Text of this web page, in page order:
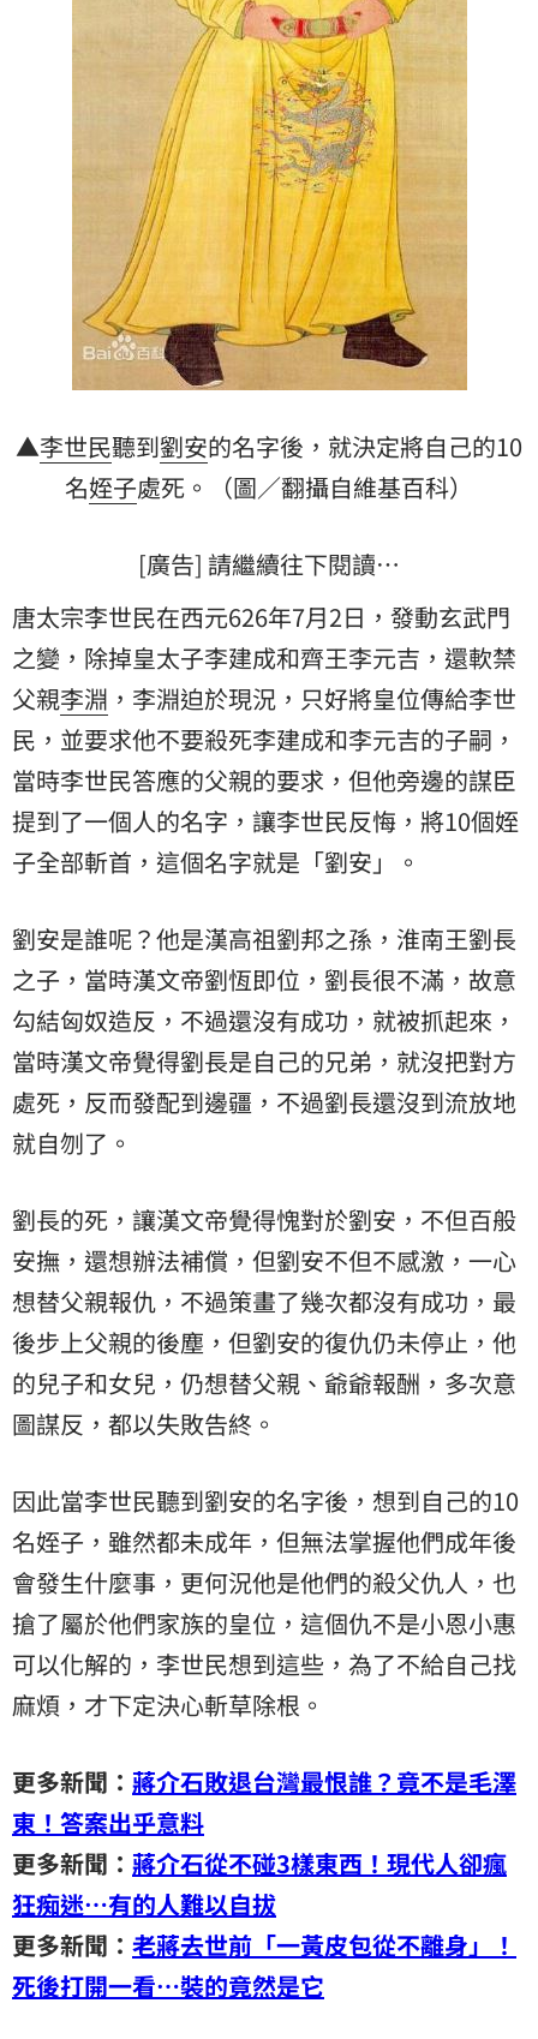
▲李世民聽到劉安的名字後，就決定將自己的10
名姪子處死。（圖／翻攝自維基百科）
[廣告] 請繼續往下閱讀…
唐太宗李世民在西元626年7月2日，發動玄武門
之變 ，除掉皇太子李建成和齊王李元吉，還軟禁
父親李淵 ，李淵迫於現況，只好將皇位傳給李世
民，並要求他不要殺死李建成和李元吉的子嗣，
當時李世民答應的父親的要求，但他旁邊的謀臣
提到了一個人的名字，讓李世民反悔，將10個姪
子全部斬首，這個名字就是「劉安」。
劉安是誰呢？他是漢高祖劉邦之孫，淮南王劉長
之子，當時漢文帝劉恆即位，劉長很不滿，故意
勾結匈奴造反，不過還沒有成功，就被抓起來，
當時漢文帝覺得劉長是自己的兄弟，就沒把對方
處死，反而發配到邊疆，不過劉長還沒到流放地
就自刎了。
劉長的死，讓漢文帝覺得愧對於劉安，不但百般
安撫，還想辦法補償，但劉安不但不感激，一心
想替父親報仇，不過策畫了幾次都沒有成功，最
後步上父親的後塵，但劉安的復仇仍未停止，他
的兒子和女兒，仍想替父親、爺爺報酬，多次意
圖謀反，都以失敗告終。
因此當李世民聽到劉安的名字後，想到自己的10
名姪子，雖然都未成年，但無法掌握他們成年後
會發生什麼事，更何況他是他們的殺父仇人，也
搶了屬於他們家族的皇位，這個仇不是小恩小惠
可以化解的，李世民想到這些，為了不給自己找
麻煩，才下定決心斬草除根。
更多新聞： 蔣介石敗退台灣最恨誰？竟不是毛澤
東！答案出乎意料
更多新聞： 蔣介石從不碰3樣東西！現代人卻瘋
狂痴迷…有的人難以自拔
更多新聞： 老蔣去世前「一黃皮包從不離身」！
死後打開一看…裝的竟然是它